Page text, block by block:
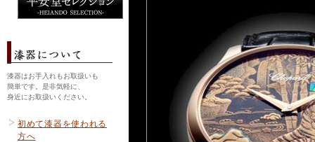
漆器はお手入れもお取扱いも
簡単です。是非気軽に、
身近にお取扱いください。
初めて漆器を使われる
方へ